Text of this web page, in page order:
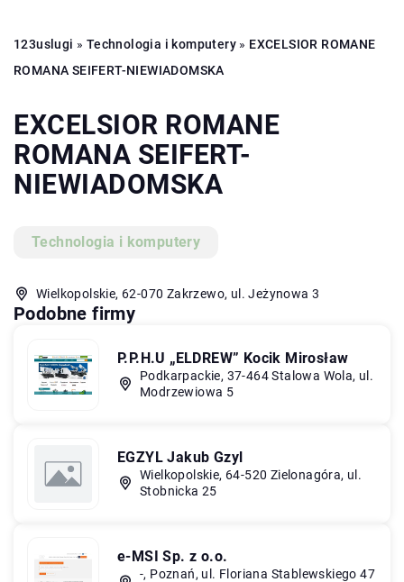
123uslugi » Technologia i komputery » EXCELSIOR ROMANE
ROMANA SEIFERT-NIEWIADOMSKA
EXCELSIOR ROMANE
ROMANA SEIFERT-
NIEWIADOMSKA
Technologia i komputery
Wielkopolskie, 62-070 Zakrzewo, ul. Jeżynowa 3
Podobne firmy
P.P.H.U „ELDREW” Kocik Mirosław
Podkarpackie, 37-464 Stalowa Wola, ul.
Modrzewiowa 5
EGZYL Jakub Gzyl
Wielkopolskie, 64-520 Zielonagóra, ul.
Stobnicka 25
e-MSI Sp. z o.o.
-, Poznań, ul. Floriana Stablewskiego 47